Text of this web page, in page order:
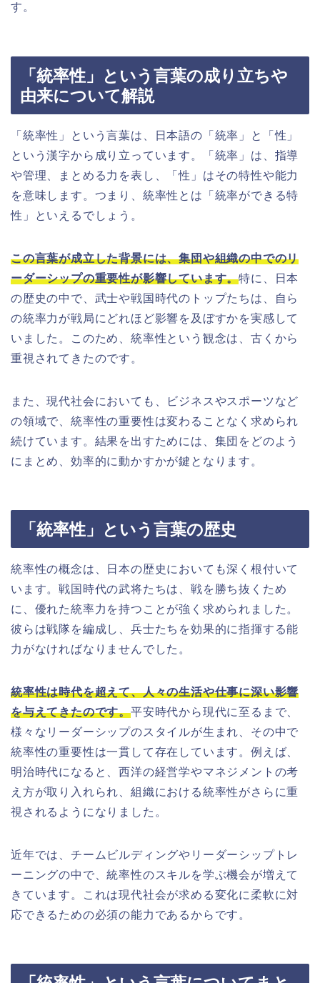
す。
「統率性」という言葉の成り立ちや
由来について解説
「統率性」という言葉は、日本語の「統率」と「性」
という漢字から成り立っています。「統率」は、指導
や管理、まとめる力を表し、「性」はその特性や能力
を意味します。つまり、統率性とは「統率ができる特
性」といえるでしょう。
この言葉が成立した背景には、集団や組織の中でのリ
ーダーシップの重要性が影響しています。特に、日本
の歴史の中で、武士や戦国時代のトップたちは、自ら
の統率力が戦局にどれほど影響を及ぼすかを実感して
いました。このため、統率性という観念は、古くから
重視されてきたのです。
また、現代社会においても、ビジネスやスポーツなど
の領域で、統率性の重要性は変わることなく求められ
続けています。結果を出すためには、集団をどのよう
にまとめ、効率的に動かすかが鍵となります。
「統率性」という言葉の歴史
統率性の概念は、日本の歴史においても深く根付いて
います。戦国時代の武将たちは、戦を勝ち抜くため
に、優れた統率力を持つことが強く求められました。
彼らは戦隊を編成し、兵士たちを効果的に指揮する能
力がなければなりませんでした。
統率性は時代を超えて、人々の生活や仕事に深い影響
を与えてきたのです。平安時代から現代に至るまで、
様々なリーダーシップのスタイルが生まれ、その中で
統率性の重要性は一貫して存在しています。例えば、
明治時代になると、西洋の経営学やマネジメントの考
え方が取り入れられ、組織における統率性がさらに重
視されるようになりました。
近年では、チームビルディングやリーダーシップトレ
ーニングの中で、統率性のスキルを学ぶ機会が増えて
きています。これは現代社会が求める変化に柔軟に対
応できるための必須の能力であるからです。